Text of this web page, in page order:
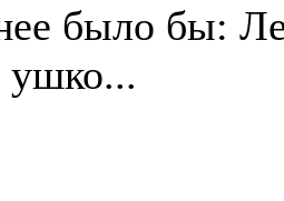
было бы:
ушко...